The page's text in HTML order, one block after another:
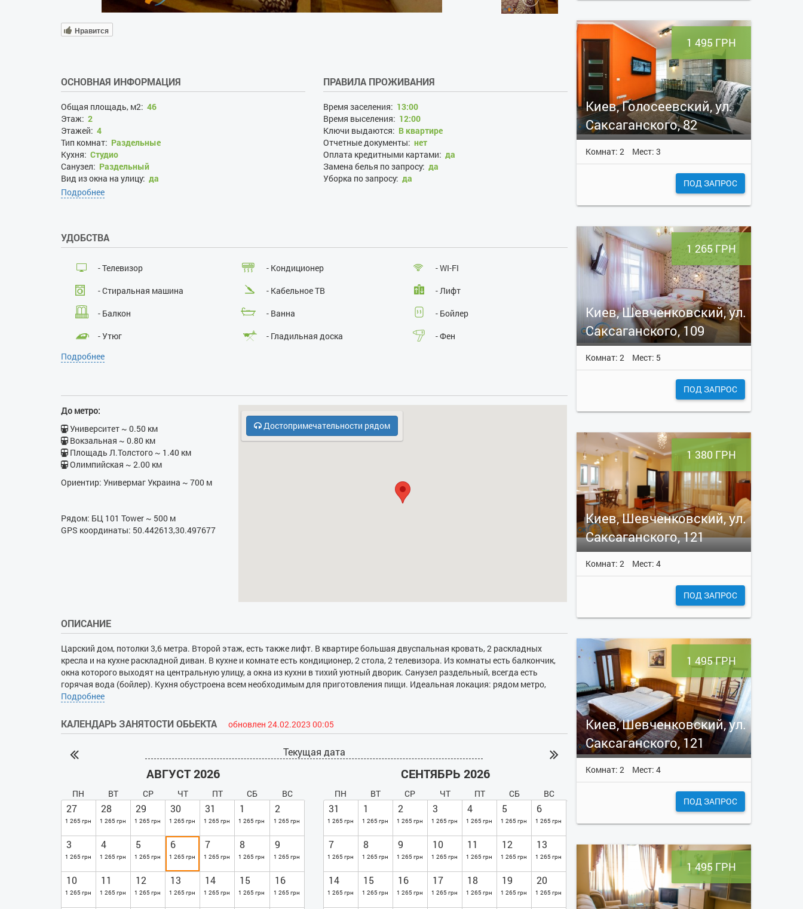
Нравится
ОСНОВНАЯ ИНФОРМАЦИЯ
Общая площадь, м2: 46
Этаж: 2
Этажей: 4
Тип комнат: Раздельные
Кухня: Студио
Санузел: Раздельный
Вид из окна на улицу: да
Вид из окна во двор:
ПРАВИЛА ПРОЖИВАНИЯ
Время заселения: 13:00
Время выселения: 12:00
Ключи выдаются: В квартире
Отчетные документы: нет
Оплата кредитными картами: да
Замена белья по запросу: да
Уборка по запросу: да
Размещение с детьми:да
Размещение с животными:
Курение:
Проведение массовых мероприятий:
Подробнее
УДОБСТВА
- Телевизор - Кондиционер
- WI-FI
- Стиральная машина
- Кабельное ТВ
- Лифт
- Балкон
- Ванна
- Бойлер
- Утюг
- Гладильная доска
- Фен
- Электрочайник
Подробнее
До метро:
Университет ~ 0.50 км
Вокзальная ~ 0.80 км
Площадь Л.Толстого ~ 1.40 км
Олимпийская ~ 2.00 км
Ориентир: Универмаг Украина ~ 700 м
Рядом: БЦ 101 Tower ~ 500 м
GPS координаты: 50.442613,30.497677
Достопримечательности рядом
ОПИСАНИЕ
Царский дом, потолки 3,6 метра. Второй этаж, есть также лифт. В квартире большая двуспальная кровать, 2 раскладных
кресла и на кухне раскладной диван. В кухне и комнате есть кондиционер, 2 стола, 2 телевизора. Из комнаты есть балкончик,
окна которого выходят на центральную улицу, а окна из кухни в тихий уютный дворик. Санузел раздельный, всегда есть
горячая вода (бойлер). Кухня обустроена всем необходимым для приготовления пищи. Идеальная локация: рядом метро,
возле дома остановка городского транспорта в любую точку города, до Крещатика 5 минут езды, 15 минут пешком. В двух
Подробнее
КАЛЕНДАРЬ ЗАНЯТОСТИ ОБЬЕКТА обновлен 24.02.2023 00:05
Текущая дата
АВГУСТ 2026
ПН ВТ СР ЧТ ПТ СБ ВС
27
1 265 грн
28
1 265 грн
29
1 265 грн
30
1 265 грн
31
1 265 грн
1
1 265 грн
2
1 265 грн
3
1 265 грн
4
1 265 грн
5
1 265 грн
6
1 265 грн
7
1 265 грн
8
1 265 грн
9
1 265 грн
10
1 265 грн
11
1 265 грн
12
1 265 грн
13
1 265 грн
14
1 265 грн
15
1 265 грн
16
1 265 грн
СЕНТЯБРЬ 2026
ПН ВТ СР ЧТ ПТ СБ ВС
31
1 265 грн
1
1 265 грн
2
1 265 грн
3
1 265 грн
4
1 265 грн
5
1 265 грн
6
1 265 грн
7
1 265 грн
8
1 265 грн
9
1 265 грн
10
1 265 грн
11
1 265 грн
12
1 265 грн
13
1 265 грн
14
1 265 грн
15
1 265 грн
16
1 265 грн
17
1 265 грн
18
1 265 грн
19
1 265 грн
20
1 265 грн
1 495 ГРН
Киев, Голосеевский, ул.
Саксаганского, 82
Комнат: 2 Мест: 3
ПОД ЗАПРОС
1 265 ГРН
Киев, Шевченковский, ул.
Саксаганского, 109
Комнат: 2 Мест: 5
ПОД ЗАПРОС
1 380 ГРН
Киев, Шевченковский, ул.
Саксаганского, 121
Комнат: 2 Мест: 4
ПОД ЗАПРОС
1 495 ГРН
Киев, Шевченковский, ул.
Саксаганского, 121
Комнат: 2 Мест: 4
ПОД ЗАПРОС
1 495 ГРН